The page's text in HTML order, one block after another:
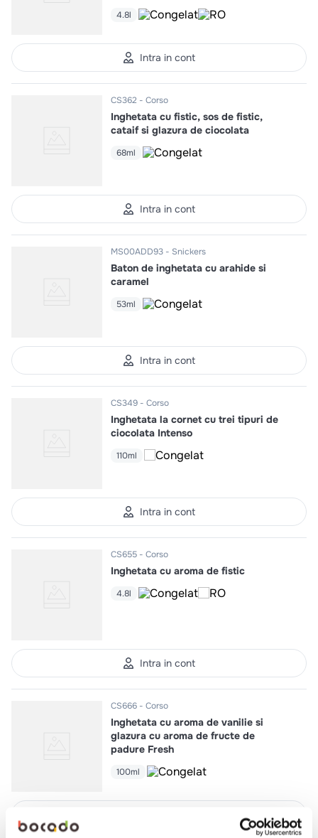
4.8l
Intra in cont
CS362 Corso
Inghetata cu fistic, sos de fistic,
cataif si glazura de ciocolata
68ml
Intra in cont
MS00ADD93 Snickers
Baton de inghetata cu arahide si
caramel
53ml
Intra in cont
CS349 Corso
Inghetata la cornet cu trei tipuri de
ciocolata Intenso
110ml
Intra in cont
CS655 Corso
Inghetata cu aroma de fistic
4.8l
Intra in cont
CS666 Corso
Inghetata cu aroma de vanilie si
glazura cu aroma de fructe de
padure Fresh
100ml